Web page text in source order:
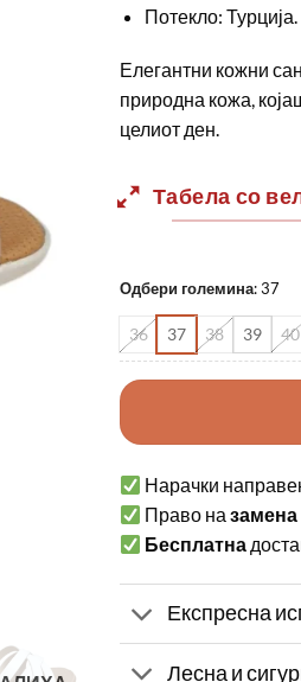
Потекло: Турција.
Елегантни кожни
природна кожа,
целиот ден.
Табела со
Одбери големина:37
36 37 38 39 40
Нарачки
Право назамена
Бесплатна
Експресна
Лесна и